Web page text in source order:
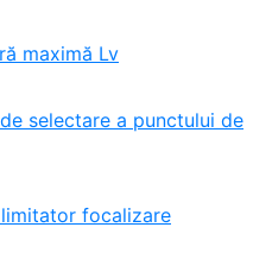
maximă Lv
selectare a punctului de
limitator focalizare